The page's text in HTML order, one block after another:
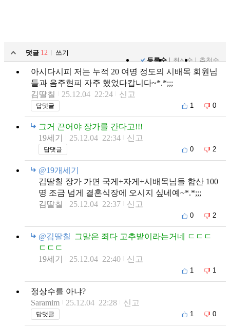
댓글 12
쓰기
등록순
최신순 추천순
아시다시피 저는 누적 20 여명 정도의 시배목 회원님
들과 음주현피 자주 했었다캅니다~*.*;;;
김딸칠
25.12.04 22:24 신고
답댓글 1 0
그거 끈어야 장가를 간다고!!!
19세기
25.12.04 22:34 신고
답댓글 0 2
@19개세기
김딸칠 장가 가면 국게+자게+시배목님들 합산 100
명 조금 넘게 결혼식장에 오시지 싶네예~*.*;;;
김딸칠
25.12.04 22:37 신고
0 2
@김딸칠
그말은 죄다 고추밭이라는거네 ㄷㄷㄷ
ㄷㄷㄷ
19세기
25.12.04 22:40 신고
1 1
정상수를 아냐?
Saramim
25.12.04 22:28 신고
답댓글 1 0